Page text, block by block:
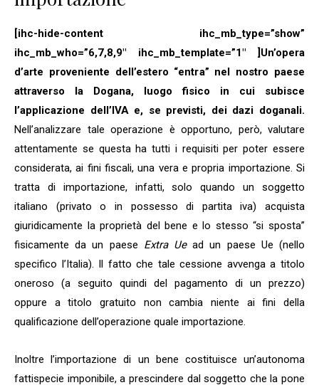
[ihc-hide-content ihc_mb_type=”show”
ihc_mb_who=”6,7,8,9″ ihc_mb_template=”1″ ]Un’opera
d’arte proveniente dell’estero “entra” nel nostro paese
attraverso la Dogana, luogo fisico in cui subisce
l’applicazione dell’IVA e, se previsti, dei dazi doganali.
Nell’analizzare tale operazione è opportuno, però, valutare
attentamente se questa ha tutti i requisiti per poter essere
considerata, ai fini fiscali, una vera e propria importazione. Si
tratta di importazione, infatti, solo quando un soggetto
italiano (privato o in possesso di partita iva) acquista
giuridicamente la proprietà del bene e lo stesso “si sposta”
fisicamente da un paese Extra Uead un paese Ue (nello
specifico l’Italia). Il fatto che tale cessione avvenga a titolo
oneroso (a seguito quindi del pagamento di un prezzo)
oppure a titolo gratuito non cambia niente ai fini della
qualificazione dell’operazione quale importazione.
Inoltre l’importazione di un bene costituisce un’autonoma
fattispecie imponibile, a prescindere dal soggetto che la pone